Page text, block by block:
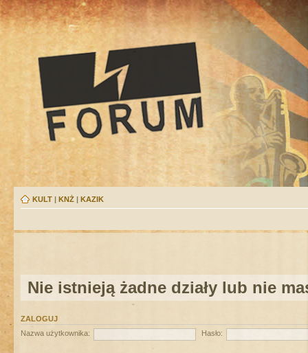
KULT | KNŻ | KAZIK
Nie istnieją żadne działy lub nie
ZALOGUJ
Nazwa użytkownika:
Hasło: